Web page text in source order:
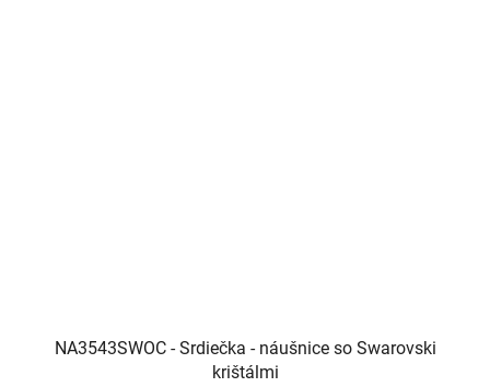
NA3543SWOC - Srdiečka - náušnice so Swarovski
krištálmi